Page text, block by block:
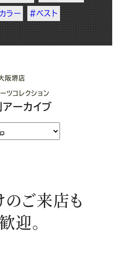
ラー #ベスト
阪堺店
ツコレクション
ーカイブ
のご来店も
迎。